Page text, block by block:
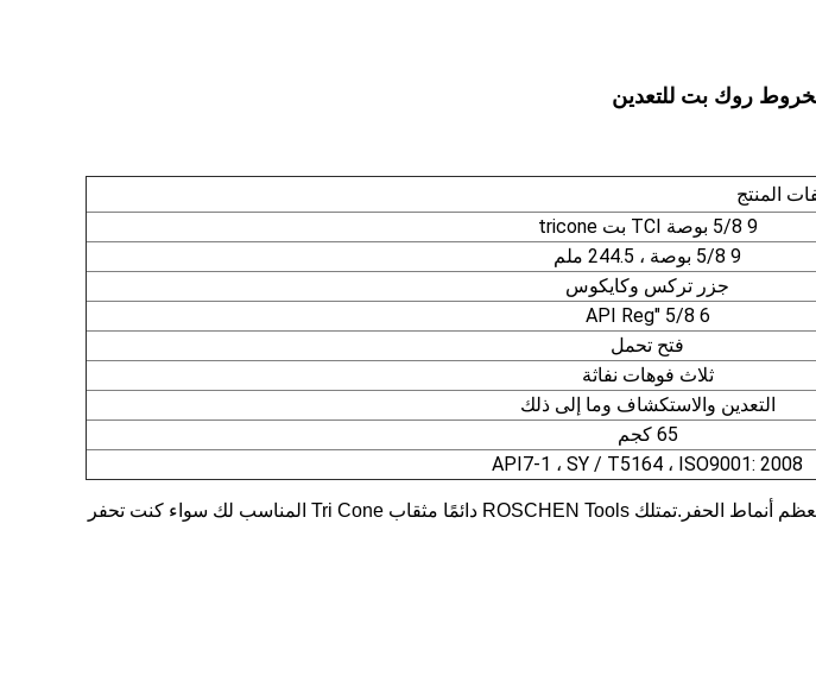
المنتج
9 5/8 بوصة TCI بت tricone
9 5/8 بوصة ، 244.5 ملم
جزر تركس وكايكوس
6 5/8 "API Reg
فتح تحمل
ثلاث فوهات نفاثة
التعدين والاستكشاف وما إلى ذلك
65 كجم
API7-1 ، SY / T5164 ، ISO9001: 2008
إن TriCone Bit هو مثقاب الحفر الأكثر تنوعًا في السوق.هذا هو الذهاب إلى لقمة الحفر في معظم أنماط الحفر.تمتلك ROSCHEN Tools دائمًا مثقاب Tri Cone المناسب لك سواء كنت تحفر